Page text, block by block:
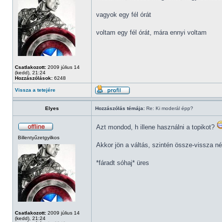
Csatlakozott: 2009 július 14
(kedd), 21:24
Hozzászólások: 6248
vagyok egy fél órát
voltam egy fél órát, mára ennyi voltam
Vissza a tetejére
Elyes Hozzászólás témája: Re: Ki moderál épp?
Billentyűzetgyilkos
Csatlakozott: 2009 július 14
(kedd), 21:24
Azt mondod, h illene használni a topikot?
Akkor jön a váltás, szintén össze-vissza
*fáradt sóhaj* üres